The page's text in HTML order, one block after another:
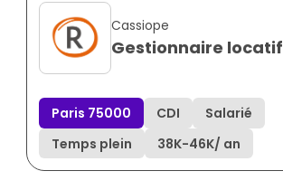
Cassiope
Gestionnaire locatif
Paris 75000 CDI
Salarié
Temps plein
38K-46K/ an